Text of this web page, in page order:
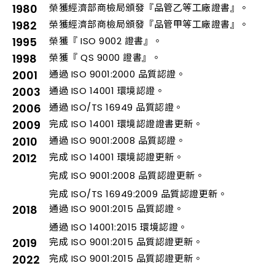
1980 榮獲經濟部商檢局頒發『品管乙等工廠證書』。
1982 榮獲經濟部商檢局頒發『品管甲等工廠證書』。
1995 榮獲『 ISO 9002 證書』。
1998 榮獲『 QS 9000 證書』。
2001 通過 ISO 9001:2000 品質認證。
2003 通過 ISO 14001 環境認證。
2006 通過 ISO/TS 16949 品質認證。
2009 完成 ISO 14001 環境認證證書更新。
2010 通過 ISO 9001:2008 品質認證。
2012
完成 ISO 14001 環境認證更新。
完成 ISO 9001:2008 品質認證更新。
完成 ISO/TS 16949:2009 品質認證更新。
2018
通過 ISO 9001:2015 品質認證。
通過 ISO 14001:2015 環境認證。
2019 完成 ISO 9001:2015 品質認證更新。
2022 完成 ISO 9001:2015 品質認證更新。